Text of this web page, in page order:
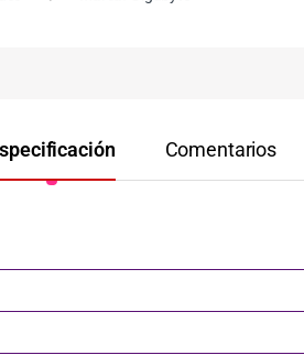
Comentarios